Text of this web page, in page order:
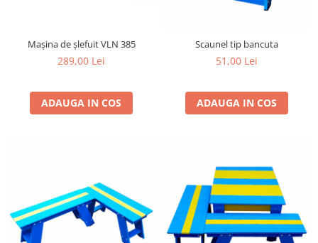
Butoaie pentru vin
Utilaje agricole
Motosape
Mașina de șlefuit VLN 385
289,00 Lei
ADAUGA IN COS
Scaunel tip bancuta
51,00 Lei
ADAUGA IN COS